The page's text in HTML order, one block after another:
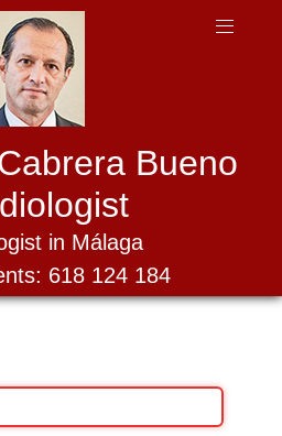
Bueno
in Málaga
618 124 184